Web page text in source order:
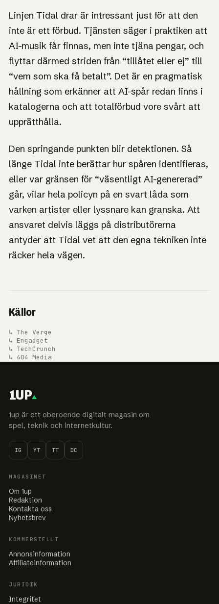
Linjen Tidal drar är intressant just för att den
inte är ett förbud. Tjänsten säger i praktiken att
AI-musik får finnas, men inte tjäna pengar, och
flyttar därmed striden från “tillåtet eller ej” till
“vem som ska få betalt”. Det är en pragmatisk
hållning som erkänner att AI-spår redan finns i
katalogerna och att totalförbud vore svårt att
upprätthålla.
Den springande punkten blir detektionen. Så
länge Tidal inte berättar hur spåren identifieras,
eller var gränsen för “väsentligt AI-genererad”
går, vilar hela policyn på en svart låda som
varken artister eller lyssnare kan granska. Att
ansvaret delvis läggs på distributörerna
antyder att Tidal vet att den egna tekniken inte
räcker hela vägen.
Källor
↳ The Verge
↳ Engadget
↳ TechCrunch
↳ 404 Media
1UP
1up är ett oberoende digitalt magasin om
spel, teknik och internetkultur.
IG YT TT DC
MAGASINET
Om 1up
Redaktion
Kontakta oss
Nyhetsbrev
KOMMERSIELLT
Annonsinformation
Affiliateinformation
JURIDIK
Integritet